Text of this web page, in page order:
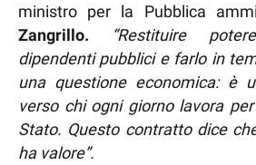
ministro per la Pubblica
Zangrillo.
“Restituire
dipendenti pubblici e farlo in
una questione economica: è
verso chi ogni giorno lavora
Stato. Questo contratto dice
ha valore”.